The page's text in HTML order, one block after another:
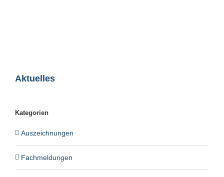
Aktuelles
Kategorien
Auszeichnungen
Fachmeldungen